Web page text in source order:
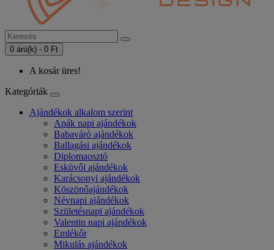
0 árú(k) - 0 Ft
A kosár üres!
Kategóriák
Ajándékok alkalom szerint
Apák napi ajándékok
Babaváró ajándékok
Ballagási ajándékok
Diplomaosztó
Esküvői ajándékok
Karácsonyi ajándékok
Köszönőajándékok
Névnapi ajándékok
Születésnapi ajándékok
Valentin napi ajándékok
Emlékőr
Mikulás ajándékok